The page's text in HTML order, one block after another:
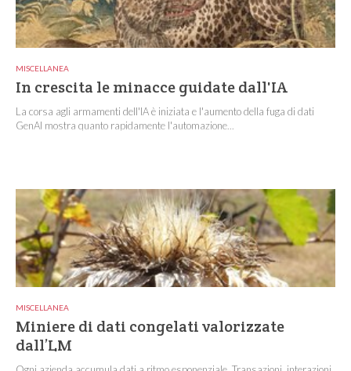
MISCELLANEA
In crescita le minacce guidate dall'IA
La corsa agli armamenti dell'IA è iniziata e l'aumento della fuga di dati
GenAI mostra quanto rapidamente l'automazione...
MISCELLANEA
Miniere di dati congelati valorizzate
dall’LM